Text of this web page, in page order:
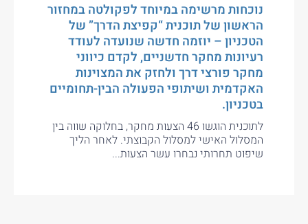
נוכחות מרשימה במיוחד לפקולטה במחזור
הראשון של תוכנית “קפיצת הדרך” של
הטכניון – יוזמה חדשה שנועדה לעודד
רעיונות מחקר חדשניים, לקדם כיווני
מחקר פורצי דרך ולחזק את המצוינות
האקדמית ושיתופי הפעולה הבין-תחומיים
בטכניון.
לתוכנית הוגשו 46 הצעות מחקר, בחלוקה שווה בין
המסלול האישי למסלול הקבוצתי. לאחר הליך
שיפוט תחרותי נבחרו עשר הצעות...